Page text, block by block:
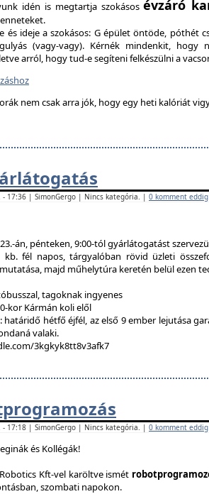
idén is megtartja szokásosévzáró
és ideje a szokásos: G épület öntöde, póthét
(vagy-vagy). Kérnék mindenkit, hogy
arról, hogy tud-e segíteni felkészülni a
nem csak arra jók, hogy egy heti kalóriát
- 17:36 | SimonGergo | Nincs kategória. | 0 komment eddig
án, pénteken, 9:00-tól gyárlátogatást
kb. fél napos, tárgyalóban rövid üzleti
majd műhelytúra keretén belül ezen
tagoknak ingyenes
kor Kármán koli elől
határidő hétfő éjfél, az első 9 ember lejutása
valaki.
3kgkyk8tt8v3afk7
- 17:18 | SimonGergo | Nincs kategória. | 0 komment eddig
és Kollégák!
Kft-vel karöltve ismét
szombati napokon.